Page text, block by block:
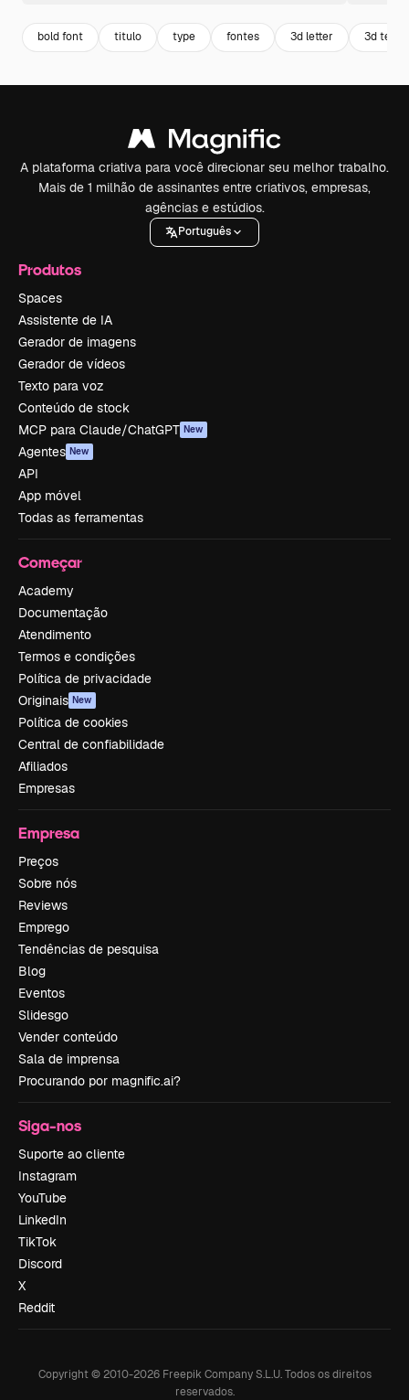
bold font titulo type fontes 3d letter 3d texto
A plataforma criativa para você direcionar seu melhor trabalho.
Mais de 1 milhão de assinantes entre criativos, empresas,
agências e estúdios.
Português
Produtos
Spaces
Assistente de IA
Gerador de imagens
Gerador de vídeos
Texto para voz
Conteúdo de stock
MCP para Claude/ChatGPT New
Agentes New
API
App móvel
Todas as ferramentas
Começar
Academy
Documentação
Atendimento
Termos e condições
Política de privacidade
Originais New
Política de cookies
Central de confiabilidade
Afiliados
Empresas
Empresa
Preços
Sobre nós
Reviews
Emprego
Tendências de pesquisa
Blog
Eventos
Slidesgo
Vender conteúdo
Sala de imprensa
Procurando por magnific.ai?
Siga-nos
Suporte ao cliente
Instagram
YouTube
LinkedIn
TikTok
Discord
X
Reddit
Copyright © 2010-2026Freepik Company S.L.U. Todos os direitos
reservados.